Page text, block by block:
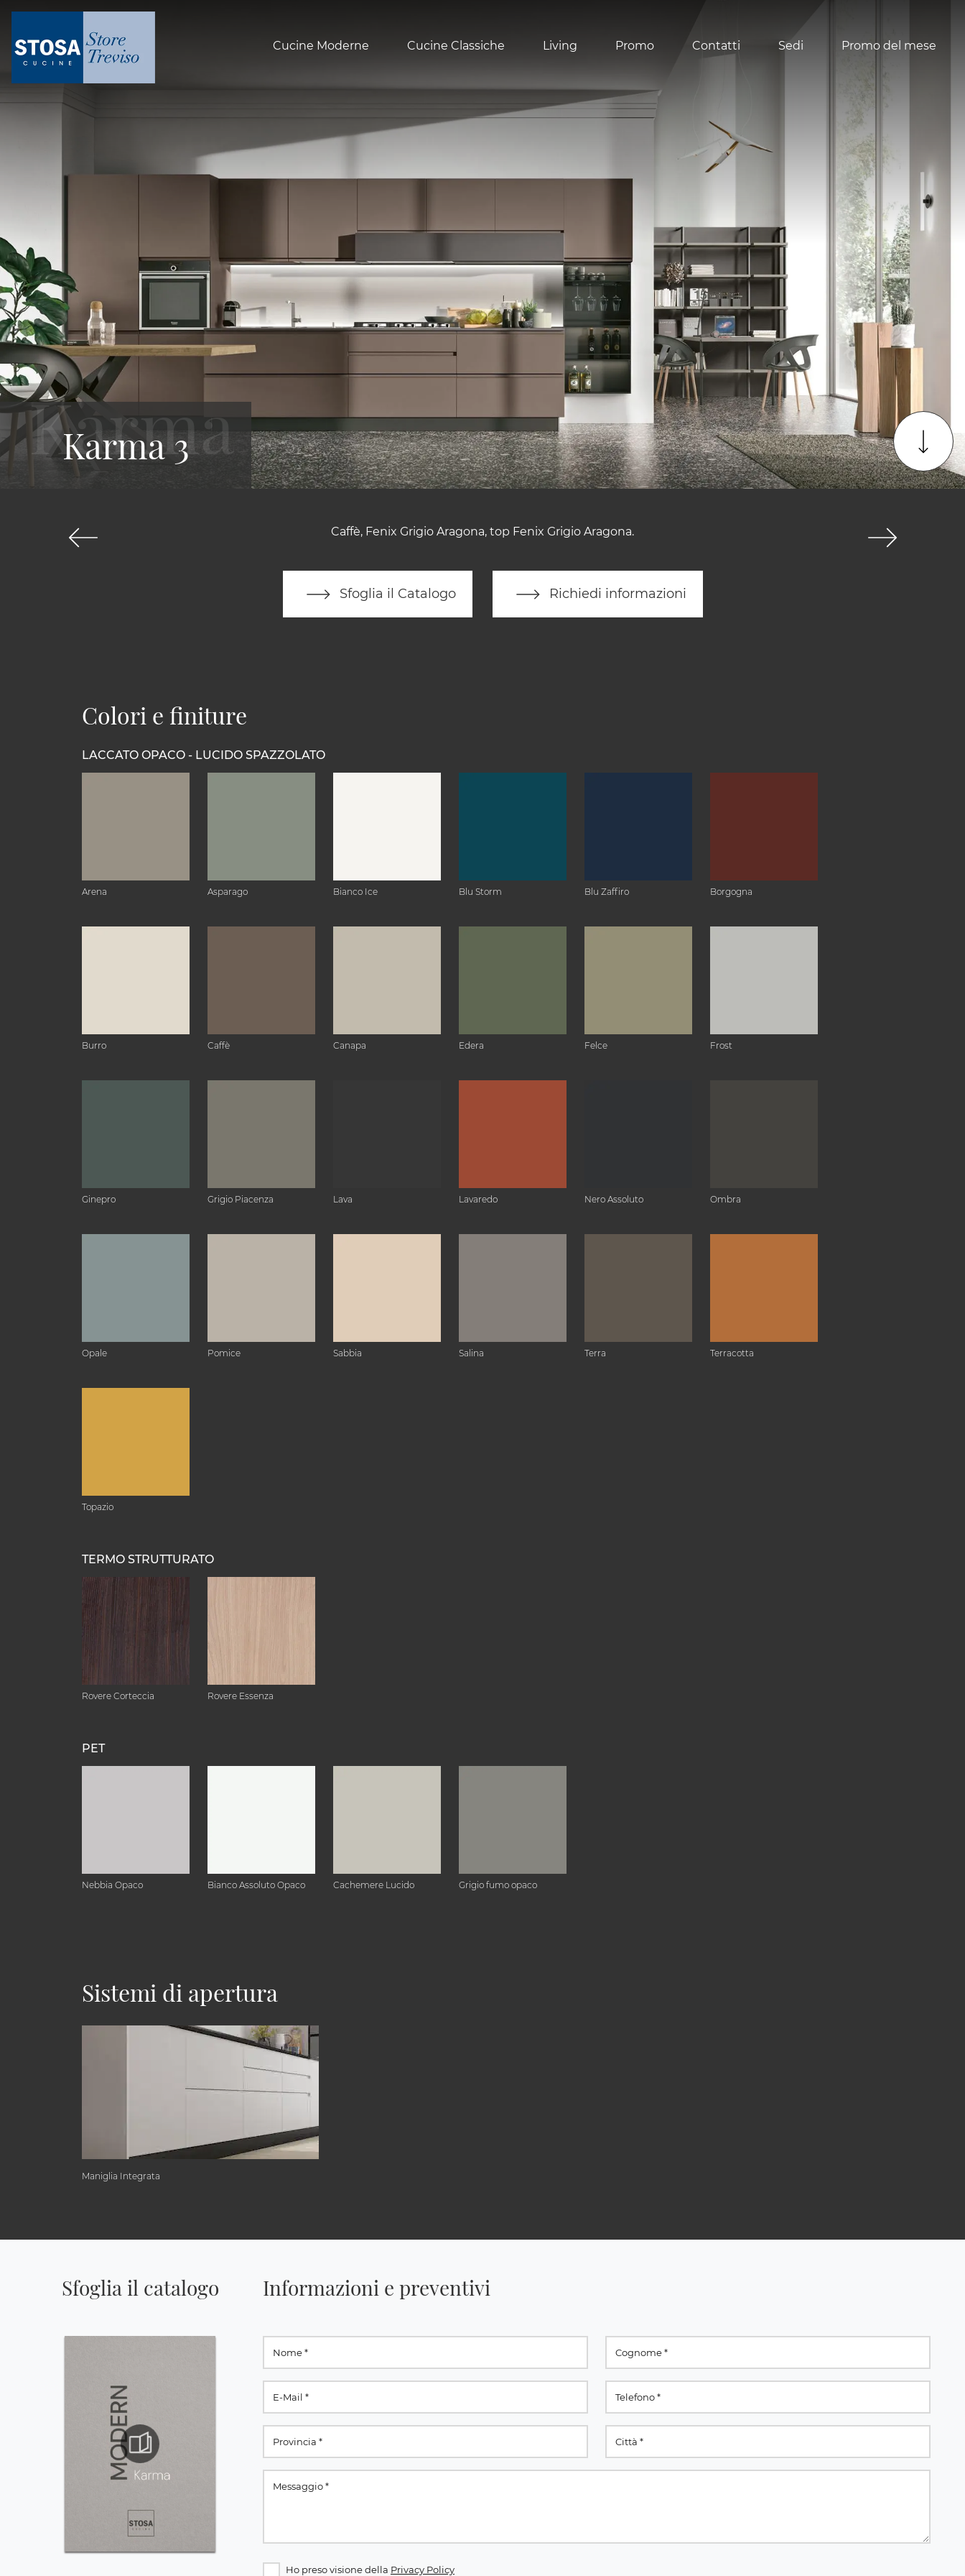
Cucine Moderne Cucine Classiche Living Promo Contatti Sedi Promo del mese
Caffè, Fenix Grigio Aragona, top Fenix Grigio Aragona.
Sfoglia il Catalogo Richiedi informazioni
Karma 3
Colori e finiture
LACCATO OPACO - LUCIDO SPAZZOLATO
Arena Asparago Bianco Ice Blu Storm Blu Zaffiro Borgogna
Burro Caffè Canapa Edera Felce Frost
Ginepro Grigio Piacenza Lava Lavaredo Nero Assoluto Ombra
Opale Pomice Sabbia Salina Terra Terracotta
Topazio
TERMO STRUTTURATO
Rovere Corteccia Rovere Essenza
PET
Nebbia Opaco Bianco Assoluto Opaco Cachemere Lucido Grigio fumo opaco
Sistemi di apertura
Maniglia Integrata
Sfoglia il catalogo Informazioni e preventivi
Ho preso visione della Privacy Policy